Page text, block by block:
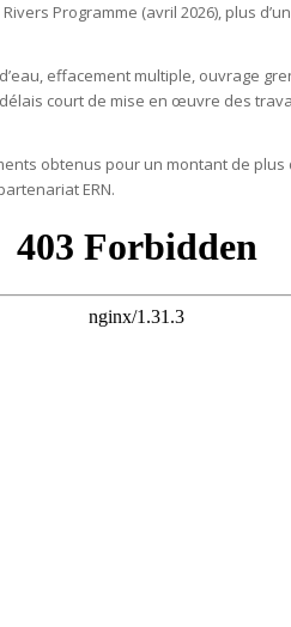
Programme (avril 2026), plus
effacement multiple, ouvrage
court de mise en œuvre des
obtenus pour un montant de plus
ERN.